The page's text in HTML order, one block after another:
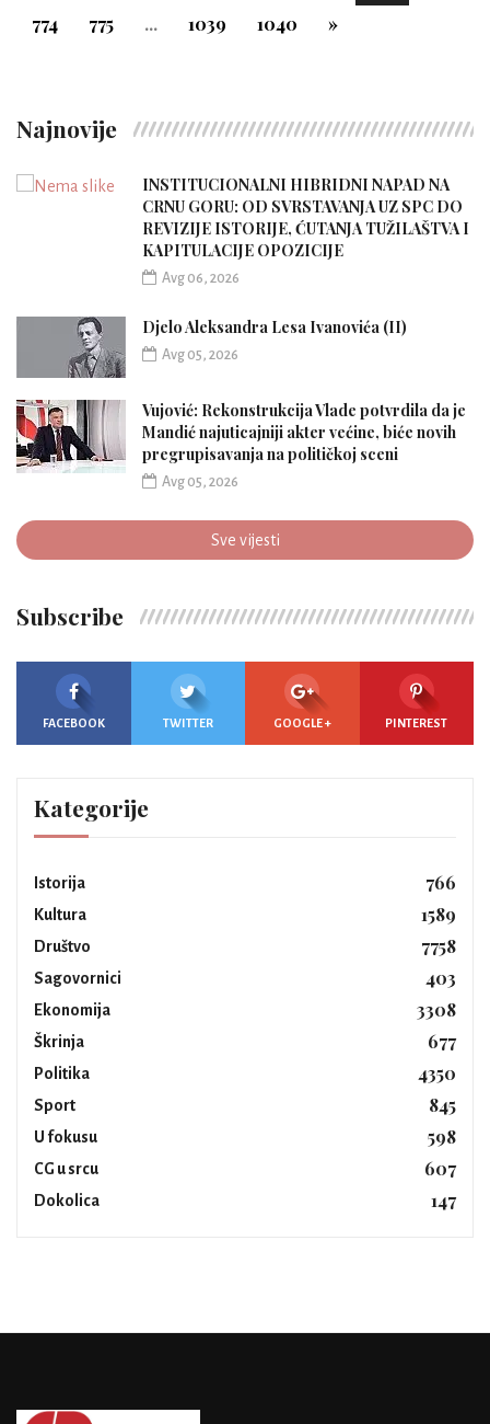
774
775 ... 1039 1040 »
Najnovije
INSTITUCIONALNI HIBRIDNI NAPAD NA
CRNU GORU: OD SVRSTAVANJA UZ SPC DO
REVIZIJE ISTORIJE, ĆUTANJA TUŽILAŠTVA I
KAPITULACIJE OPOZICIJE
Avg 06, 2026
Djelo Aleksandra Lesa Ivanovića (II)
Avg 05, 2026
Vujović: Rekonstrukcija Vlade potvrdila da je
Mandić najuticajniji akter većine, biće novih
pregrupisavanja na političkoj sceni
Avg 05, 2026
Sve vijesti
Subscribe
FACEBOOK TWITTER GOOGLE + PINTEREST
Kategorije
Istorija 766
Kultura 1589
Društvo 7758
Sagovornici 403
Ekonomija 3308
Škrinja 677
Politika 4350
Sport 845
U fokusu 598
CG u srcu 607
Dokolica 147